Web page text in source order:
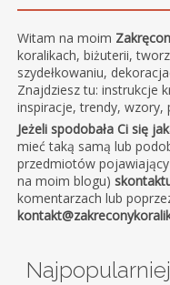
Witam na moim
koralikach, biżuterii,
szydełkowaniu,
Znajdziesz tu: instrukcje
inspiracje, trendy, wzory,
Jeżeli spodobała Ci się
mieć taką samą lub
przedmiotów
na moim blogu)
komentarzach lub